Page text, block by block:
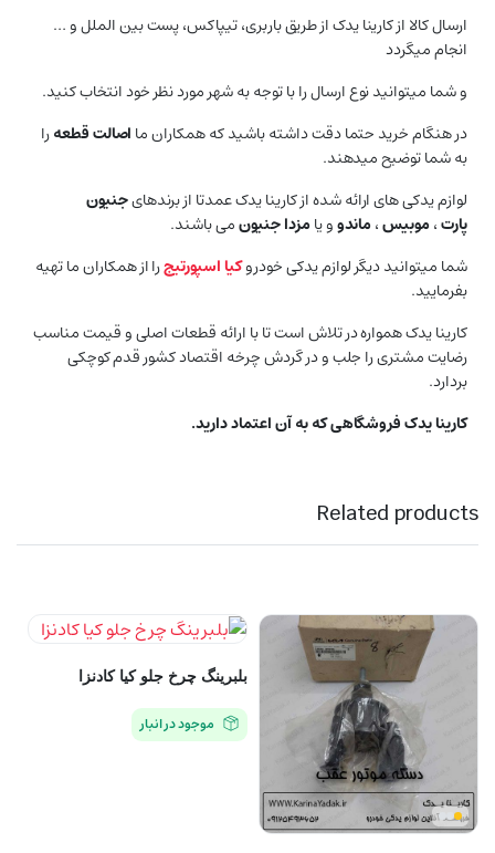
ارسال کالا از کارینا یدک از طریق باربری، تیپاکس، پست بین الملل و …
انجام میگردد
و شما میتوانید نوع ارسال را با توجه به شهر مورد نظر خود انتخاب کنید.
در هنگام خرید حتما دقت داشته باشید که همکاران ما اصالت قطعهرا
به شما توضیح میدهند.
لوازم یدکی های ارائه شده از کارینا یدک عمدتا از برندهایجنیون
پارت،موبیس،ماندوو یامزدا جنیونمی باشند.
شما میتوانید دیگر لوازم یدکی خودروکیا اسپورتیجرا از همکاران ما تهیه
بفرمایید.
کارینا یدک همواره در تلاش است تا با ارائه قطعات اصلی و قیمت مناسب
رضایت مشتری را جلب و در گردش چرخه اقتصاد کشور قدم کوچکی
بردارد.
کارینا یدک فروشگاهی که به آن اعتماد دارید.
Related products
بلبرینگ چرخ جلو کیا کادنزا
موجود در انبار